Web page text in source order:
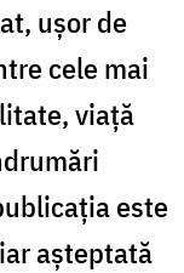
uşor de
cele mai
viaţă
este
aşteptată